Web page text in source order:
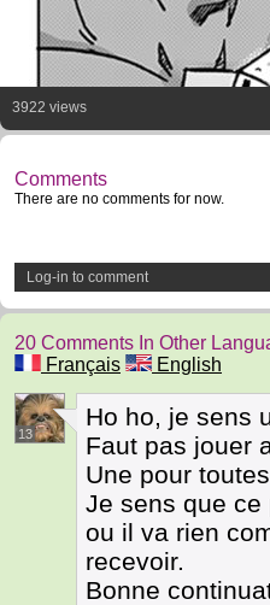
3922 views
Comments
There are no comments for now.
Log-in to comment
20 Comments In Other
Français
English
13
Ho ho, je sens
Faut pas jouer
Une pour
Je sens que ce
ou il va rien
recevoir.
Bonne